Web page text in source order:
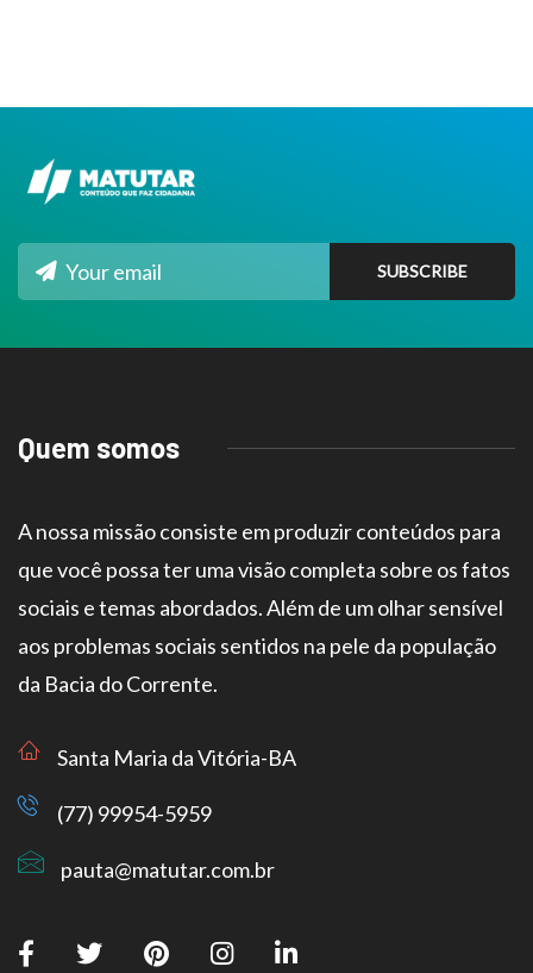
Quem somos
A nossa missão consiste em produzir conteúdos para
que você possa ter uma visão completa sobre os fatos
sociais e temas abordados. Além de um olhar sensível
aos problemas sociais sentidos na pele da população
da Bacia do Corrente.
Santa Maria da Vitória-BA
(77) 99954-5959
pauta@matutar.com.br